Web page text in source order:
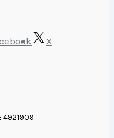
X
4921909